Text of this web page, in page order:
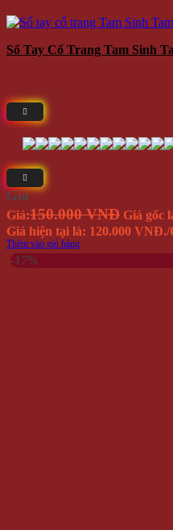
Sổ Tay Cổ Trang Tam Sinh
Giá
Giá:150.000 VNĐ Giá gốc
Giá hiện tại là: 120.000 VNĐ./
Thêm vào giỏ hàng
-17%